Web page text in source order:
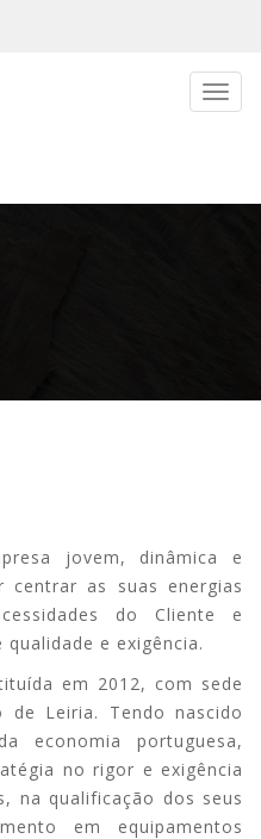
jovem, dinâmica e
centrar as suas energias
do Cliente e
e exigência.
em 2012, com sede
de Leiria. Tendo nascido
economia portuguesa,
no rigor e exigência
na qualificação dos seus
em equipamentos